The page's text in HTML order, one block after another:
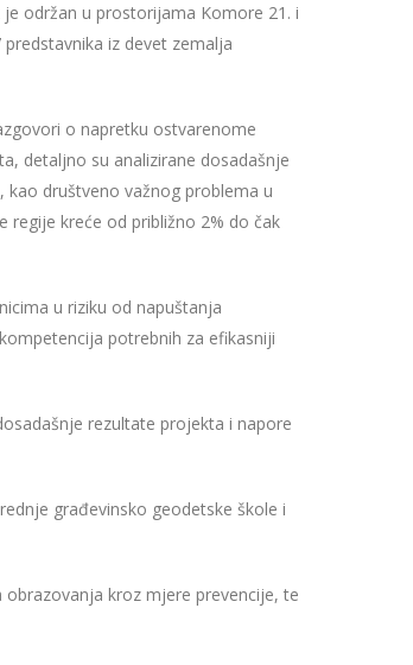
je održan u prostorijama Komore 21. i
iz devet zemalja
o napretku ostvarenome
detaljno su analizirane dosadašnje
kao društveno važnog problema u
regije kreće od približno 2% do čak
u riziku od napuštanja
potrebnih za efikasniji
rezultate projekta i napore
građevinsko geodetske škole i
kroz mjere prevencije, te